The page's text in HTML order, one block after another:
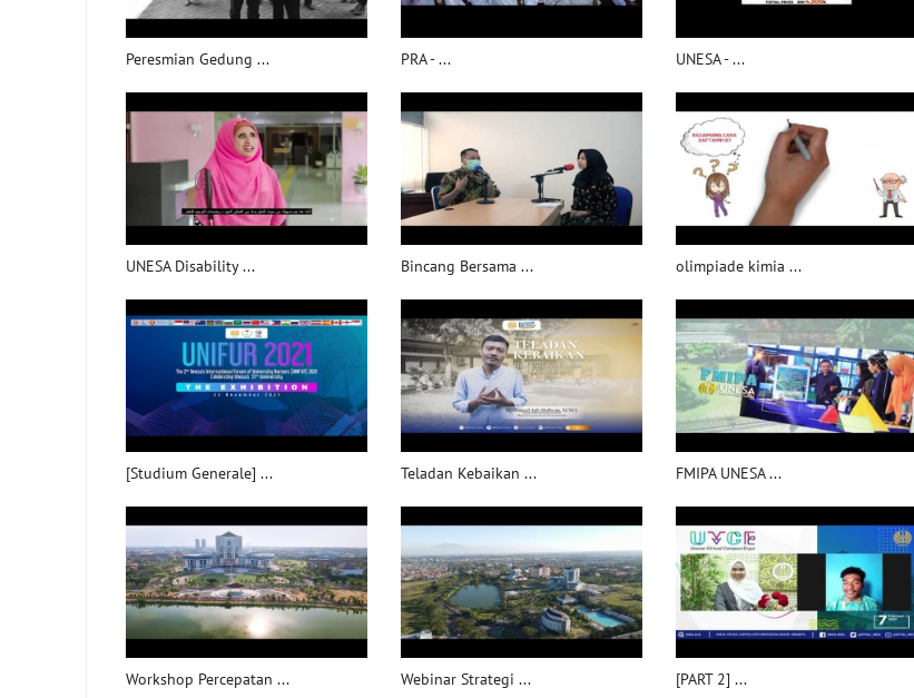
Peresmian Gedung ... PRA - ... UNESA - ...
UNESA Disability ... Bincang Bersama ... olimpiade kimia ...
[Studium Generale] ... Teladan Kebaikan ... FMIPA UNESA ...
Workshop Percepatan ... Webinar Strategi ... [PART 2] ...